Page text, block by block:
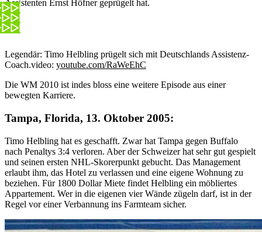
Assistenten Ernst Höfner geprügelt hat.
Legendär: Timo Helbling prügelt sich mit Deutschlands Assistenz-
Coach.video: youtube.com/RaWeEhC
Die WM 2010 ist indes bloss eine weitere Episode aus einer
bewegten Karriere.
Tampa, Florida, 13. Oktober 2005:
Timo Helbling hat es geschafft. Zwar hat Tampa gegen Buffalo
nach Penaltys 3:4 verloren. Aber der Schweizer hat sehr gut gespielt
und seinen ersten NHL-Skorerpunkt gebucht. Das Management
erlaubt ihm, das Hotel zu verlassen und eine eigene Wohnung zu
beziehen. Für 1800 Dollar Miete findet Helbling ein möbliertes
Appartement. Wer in die eigenen vier Wände zügeln darf, ist in der
Regel vor einer Verbannung ins Farmteam sicher.